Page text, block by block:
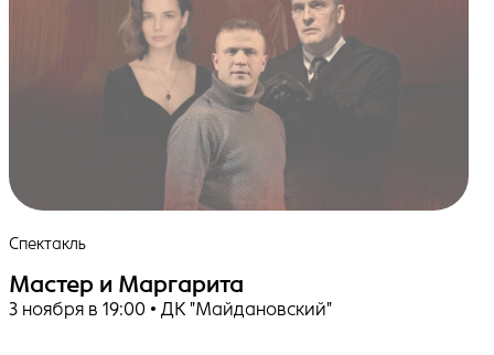
Спектакль
Мастер и Маргарита
3 ноября в 19:00 • ДК "Майдановский"